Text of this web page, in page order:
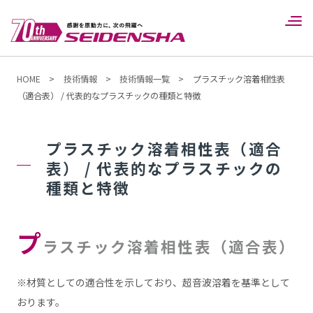
HOME > 技術情報 > 技術情報一覧 >
プラスチック溶着相性表
（適合表） / 代表的なプラスチックの種類と特徴
プラスチック溶着相性表（適合
表） / 代表的なプラスチックの
種類と特徴
プラスチック溶着相性表（適合表）
※材質としての適合性を示しており、超音波溶着を基準として
おります。